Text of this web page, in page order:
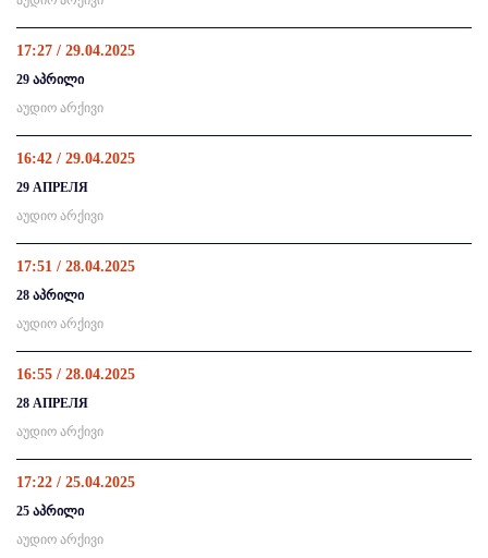
17:27 / 29.04.2025
29 აპრილი
აუდიო არქივი
16:42 / 29.04.2025
29 АПРЕЛЯ
აუდიო არქივი
17:51 / 28.04.2025
28 აპრილი
აუდიო არქივი
16:55 / 28.04.2025
28 АПРЕЛЯ
აუდიო არქივი
17:22 / 25.04.2025
25 აპრილი
აუდიო არქივი